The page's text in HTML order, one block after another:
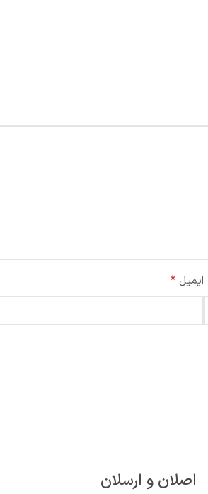
ایمیل *
اصلان و ارسلان